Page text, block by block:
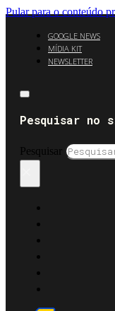
Pular para o conteúdo
GOOGLE NEWS
MÍDIA KIT
NEWSLETTER
Pesquisar no
Pesquisar